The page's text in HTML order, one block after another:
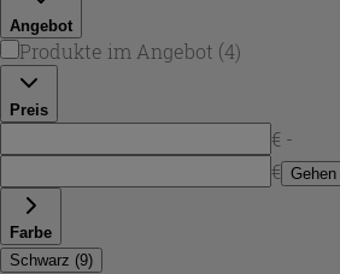
Angebot
Produkte im Angebot (4)
Preis
€ -
€ Gehen
Farbe
Schwarz (9)